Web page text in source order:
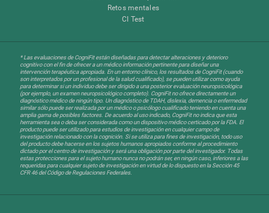
Retos mentales
CI Test
* Las evaluaciones de CogniFit están diseñadas para detectar alteraciones y deterioro
cognitivo con el fin de ofrecer a un médico información pertinente para diseñar una
intervención terapéutica apropiada. En un entorno clínico, los resultados de CogniFit (cuando
son interpretados por un profesional de la salud cualificado), se pueden utilizar como ayuda
para determinar si un individuo debe ser dirigido a una posterior evaluación neuropsicológica
(por ejemplo, un examen neuropsicológico completo). CogniFit no ofrece directamente un
diagnóstico médico de ningún tipo. Un diagnóstico de TDAH, dislexia, demencia o enfermedad
similar sólo puede ser realizada por un médico o psicólogo cualificado teniendo en cuenta una
amplia gama de posibles factores. De acuerdo al uso indicado, CogniFit no indica que esta
herramienta sea o deba ser considerada como un dispositivo médico certicado por la FDA. El
producto puede ser utilizado para estudios de investigación en cualquier campo de
investigación relacionado con la cognición. Si se utiliza para fines de investigación, todo uso
del producto debe hacerse en los sujetos humanos apropiados conforme al procedimiento
dictado por el centro de investigación y será una obligación por parte del investigador. Todas
estas protecciones para el sujeto humano nunca no podrán ser, en ningún caso, inferiores a las
requeridas para cualquier sujeto de investigación en virtud de lo dispuesto en la Sección 45
CFR 46 del Código de Regulaciones Federales.